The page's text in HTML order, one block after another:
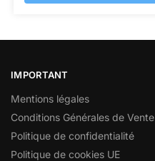
IMPORTANT
Mentions légales
Conditions Générales de Vente
Politique de confidentialité
Politique de cookies UE